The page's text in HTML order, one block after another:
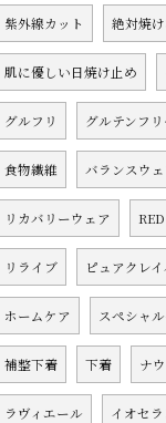
紫外線カット 絶対焼
肌に優しい日焼け止め
グルフリ グルテンフリ
食物繊維 バランスウェ
リカバリーウェア RED
リライブ ピュアクレ
ホームケア スペシャ
補整下着 下着 ナ
ラヴィエール イオセラ